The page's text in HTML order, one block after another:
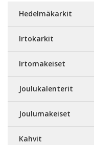
Hedelmäkarkit
Irtokarkit
Irtomakeiset
Joulukalenterit
Joulumakeiset
Kahvit